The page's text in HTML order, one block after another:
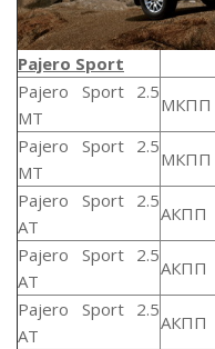
Pajero Sport
Pajero Sport 2.5
MT
МКПП
Pajero Sport 2.5
MT
МКПП
Pajero Sport 2.5
AT
АКПП
Pajero Sport 2.5
AT
АКПП
Pajero Sport 2.5
AT
АКПП